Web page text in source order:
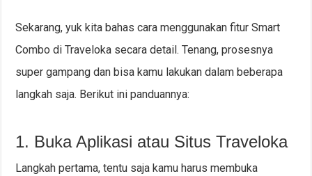
Sekarang, yuk kita bahas cara menggunakan fitur Smart
Combo di Traveloka secara detail. Tenang, prosesnya
super gampang dan bisa kamu lakukan dalam beberapa
langkah saja. Berikut ini panduannya:
1. Buka Aplikasi atau Situs Traveloka
Langkah pertama, tentu saja kamu harus membuka